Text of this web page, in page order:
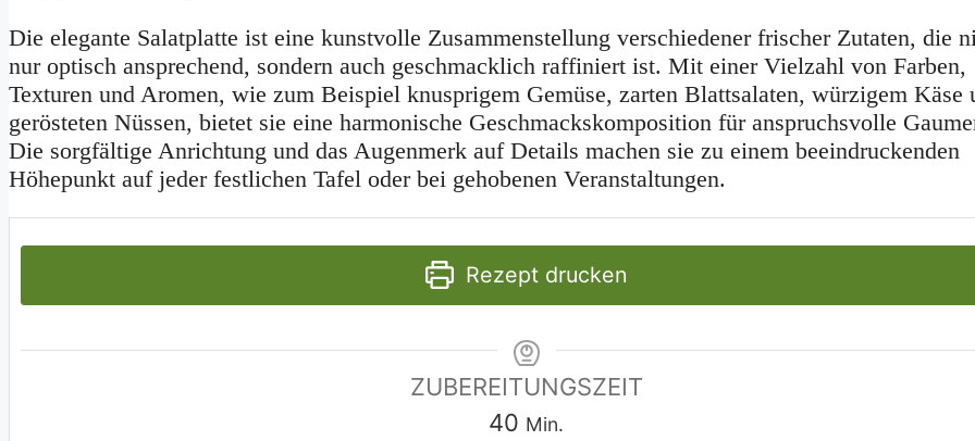
Die elegante Salatplatte ist eine kunstvolle Zusammenstellung verschiedener frischer Zutaten, die
nur optisch ansprechend, sondern auch geschmacklich raffiniert ist. Mit einer Vielzahl von Farben,
Texturen und Aromen, wie zum Beispiel knusprigem Gemüse, zarten Blattsalaten, würzigem Käse
gerösteten Nüssen, bietet sie eine harmonische Geschmackskomposition für anspruchsvolle
Die sorgfältige Anrichtung und das Augenmerk auf Details machen sie zu einem beeindruckenden
Höhepunkt auf jeder festlichen Tafel oder bei gehobenen Veranstaltungen.
Rezept drucken
ZUBEREITUNGSZEIT
40 Minuten
Min.